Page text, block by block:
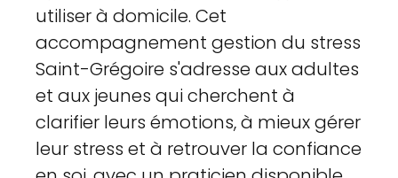
utiliser à domicile. Cet
accompagnement gestion du stress
Saint-Grégoire s'adresse aux adultes
et aux jeunes qui cherchent à
clarifier leurs émotions, à mieux gérer
leur stress et à retrouver la confiance